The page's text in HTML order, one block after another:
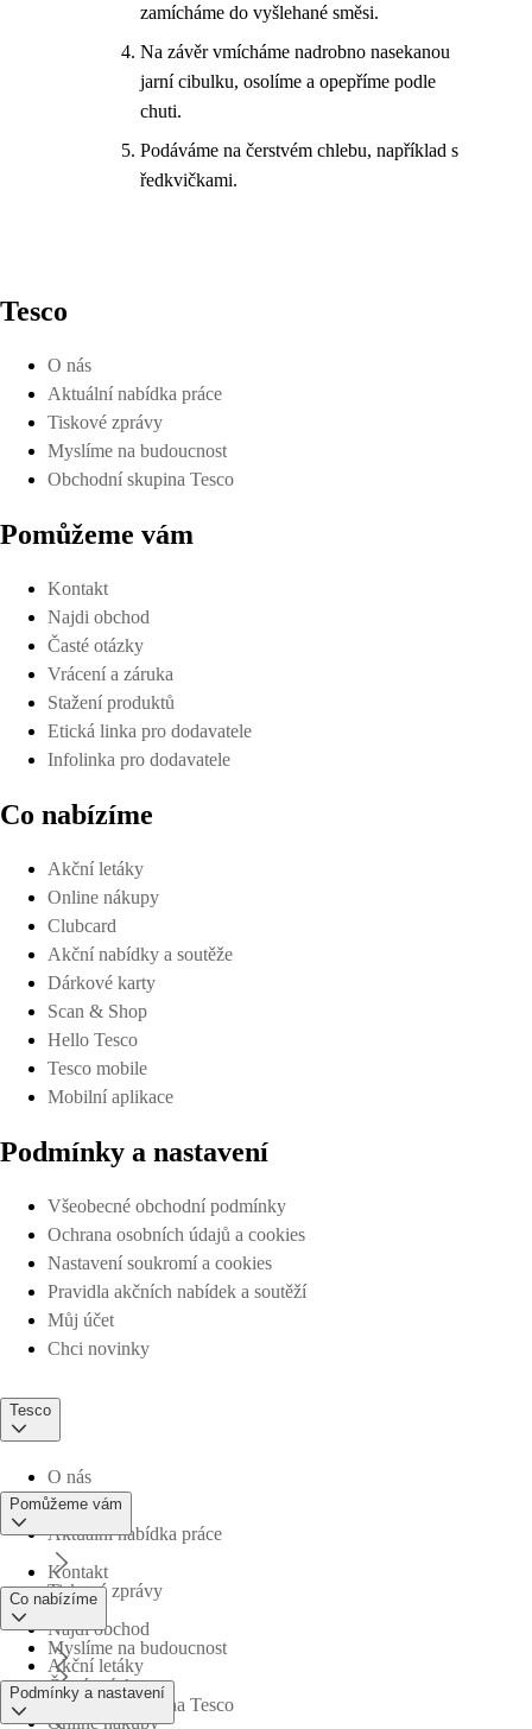
zamícháme do vyšlehané směsi.
Na závěr vmícháme nadrobno nasekanou
jarní cibulku, osolíme a opepříme podle
chuti.
Podáváme na čerstvém chlebu, například s
ředkvičkami.
Tesco
O nás
Aktuální nabídka práce
Tiskové zprávy
Myslíme na budoucnost
Obchodní skupina Tesco
Pomůžeme vám
Kontakt
Najdi obchod
Časté otázky
Vrácení a záruka
Stažení produktů
Etická linka pro dodavatele
Infolinka pro dodavatele
Co nabízíme
Akční letáky
Online nákupy
Clubcard
Akční nabídky a soutěže
Dárkové karty
Scan & Shop
Hello Tesco
Tesco mobile
Mobilní aplikace
Podmínky a nastavení
Všeobecné obchodní podmínky
Ochrana osobních údajů a cookies
Nastavení soukromí a cookies
Pravidla akčních nabídek a soutěží
Můj účet
Chci novinky
Tesco
O nás
Aktuální nabídka práce
Tiskové zprávy
Myslíme na budoucnost
Obchodní skupina Tesco
Pomůžeme vám
Kontakt
Najdi obchod
Časté otázky
Co nabízíme
Akční letáky
Online nákupy
Podmínky a nastavení